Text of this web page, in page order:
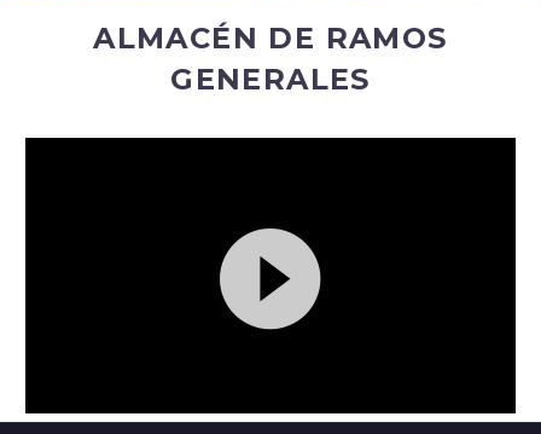
ALMACÉN DE RAMOS
GENERALES
Reproductor